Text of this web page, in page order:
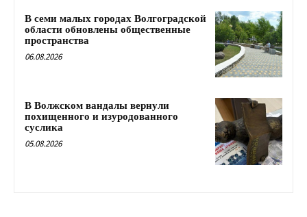
В семи малых городах Волгоградской
области обновлены общественные
пространства
06.08.2026
В Волжском вандалы вернули
похищенного и изуродованного
суслика
05.08.2026